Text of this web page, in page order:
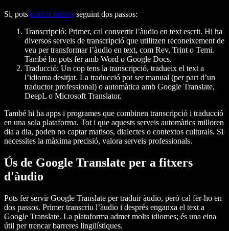
Sí, pots traduir àudios seguint dos passos:
Transcripció: Primer, cal convertir l’àudio en text escrit. Hi ha
diversos serveis de transcripció que utilitzen reconeixement de
veu per transformar l’àudio en text, com Rev, Trint o Temi.
També ho pots fer amb Word o Google Docs.
Traducció: Un cop tens la transcripció, tradueix el text a
l’idioma desitjat. La traducció pot ser manual (per part d’un
traductor professional) o automàtica amb Google Translate,
DeepL o Microsoft Translator.
També hi ha apps i programes que combinen transcripció i traducció
en una sola plataforma. Tot i que aquests serveis automàtics milloren
dia a dia, poden no captar matisos, dialectes o contextos culturals. Si
necessites la màxima precisió, valora serveis professionals.
Ús de Google Translate per a fitxers
d'àudio
Pots fer servir Google Translate per traduir àudio, però cal fer-ho en
dos passos. Primer transcriu l’àudio i després enganxa el text a
Google Translate. La plataforma admet molts idiomes; és una eina
útil per trencar barreres lingüístiques.